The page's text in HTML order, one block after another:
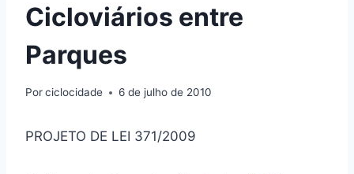
Cicloviários entre
Parques
Porciclocidade 6 de julho de 2010
PROJETO DE LEI 371/2009